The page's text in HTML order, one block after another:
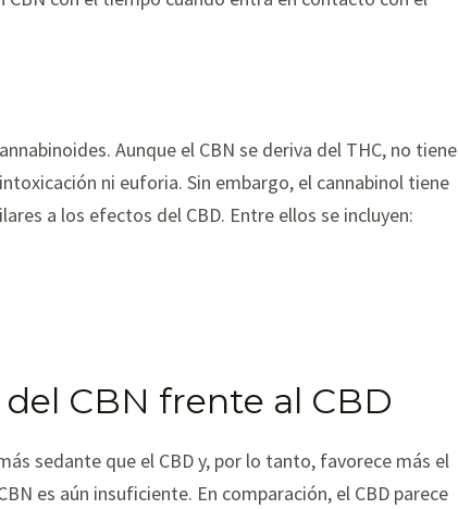
Aunque el CBN se deriva del THC, no tiene
ni euforia. Sin embargo, el cannabinol tiene
a los efectos del CBD. Entre ellos se incluyen:
CBN frente al CBD
sedante que el CBD y, por lo tanto, favorece más el
es aún insuficiente. En comparación, el CBD parece